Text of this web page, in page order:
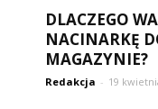
DLACZEGO
NACINARKĘ
MAGAZYNIE?
Redakcja - 19